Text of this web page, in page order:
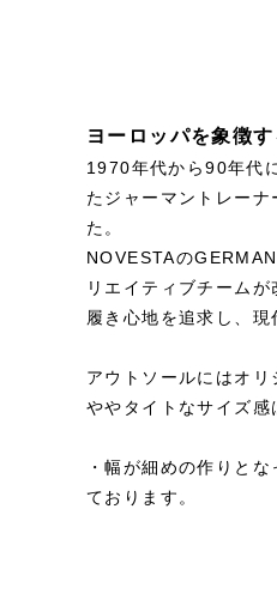
ヨーロッパを象徴
1970年代から90年代
たジャーマントレー
た。
NOVESTAの
リエイティブチームが
履き心地を追求し、
アウトソールにはオ
ややタイトなサイズ
・幅が細めの作りと
ております。